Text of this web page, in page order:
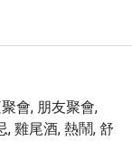
會, 朋友聚會,
, 雞尾酒, 熱鬧, 舒